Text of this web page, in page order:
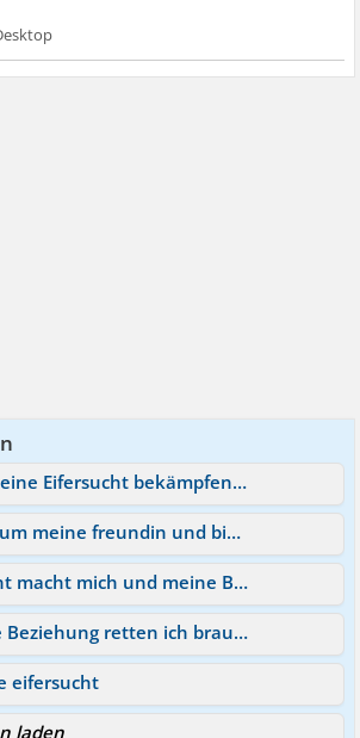
Wie kann ich meine Eifersucht bekämpfen und ablegen?
Ich habe angst um meine freundin und bin sehr eifersüchtig
Meine Eifersucht macht mich und meine Beziehung Kaputt !
Ich muss meine Beziehung retten ich brauche Hilfe!
eifersucht
laden